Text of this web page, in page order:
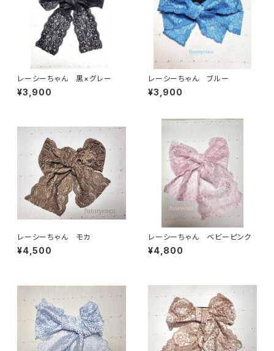
レーシーちゃん 黒×グレー
¥3,900
レーシーちゃん ブルー
¥3,900
レーシーちゃん モカ
¥4,500
レーシーちゃん ベビーピンク
¥4,800